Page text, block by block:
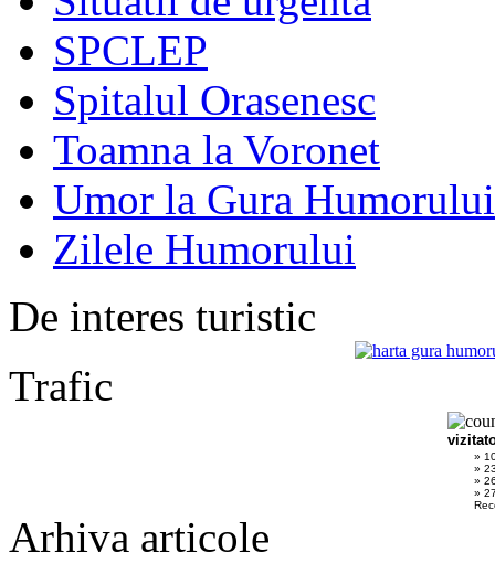
SPCLEP
Spitalul Orasenesc
Toamna la Voronet
Umor la Gura Humorului
Zilele Humorului
De interes turistic
Trafic
»
»
»
»
Arhiva articole